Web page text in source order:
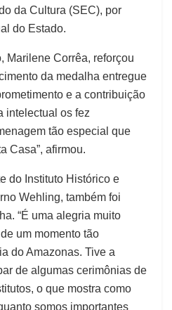
da Cultura (SEC), por
do Estado.
Marilene Corrêa, reforçou
da medalha entregue
e a contribuição
intelectual os fez
tão especial que
Casa”, afirmou.
do Instituto Histórico e
Wehling, também foi
“É uma alegria muito
um momento tão
do Amazonas. Tive a
de algumas cerimônias de
o que mostra como
somos importantes